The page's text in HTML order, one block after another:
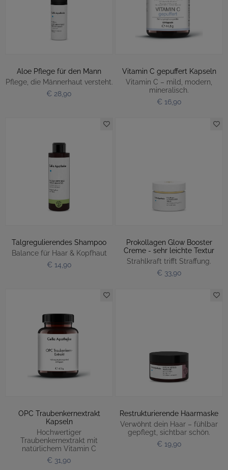
Aloe Pflege für den Mann
Pflege, die Männerhaut versteht.
€ 28,90
Vitamin C gepuffert Kapseln
Vitamin C – mild, modern,
mineralisch.
€ 16,90
Talgregulierendes Shampoo
Balance für Haar & Kopfhaut
€ 14,90
Prokollagen Glow Booster
Creme - sehr leichte Textur
Strahlkraft trifft Straffung.
€ 33,90
OPC Traubenkernextrakt
Kapseln
Hochwertiger
Traubenkernextrakt mit
natürlichem Vitamin C
€ 31,90
Restrukturierende Haarmaske
Verwöhnt dein Haar – fühlbar
gepflegt, sichtbar schön.
€ 19,90